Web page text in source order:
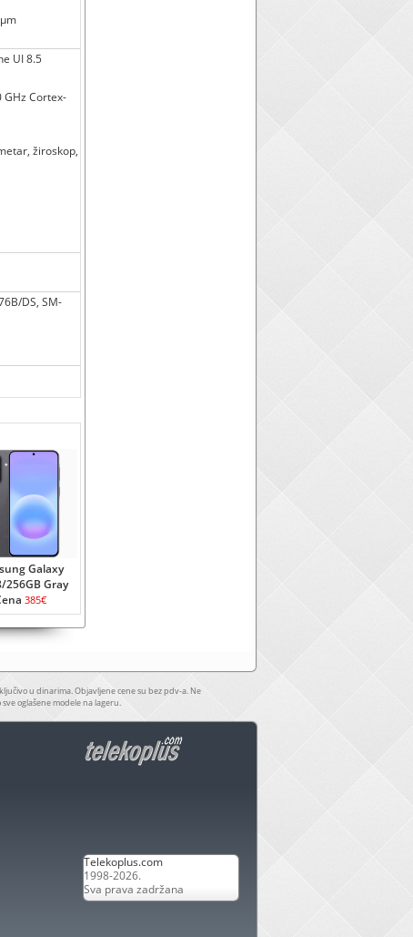
UI 8.5
GHz Cortex-
žiroskop,
DS, SM-
Galaxy
256GB Gray
385€
u dinarima. Objavljene cene su bez pdv-a. Ne
oglašene modele na lageru.
Telekoplus.com
1998-2026.
Sva prava zadržana